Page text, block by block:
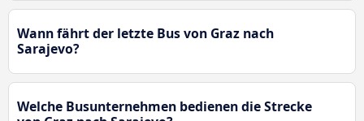
Wann fährt der letzte Bus von Graz nach
Sarajevo?
Welche Busunternehmen bedienen die Strecke